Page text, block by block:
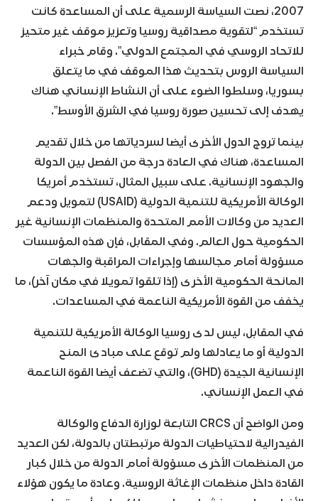
2007، نصت السياسة الرسمية على أن المساعدة كانت
تستخدم “لتقوية مصداقية روسيا وتعزيز موقف غير متحيز
للاتحاد الروسي في المجتمع الدولي”. وقام خبراء
السياسة الروس بتحديث هذا الموقف في ما يتعلق
بسوريا، وسلطوا الضوء على أن النشاط الإنساني هناك
يهدف إلى تحسين صورة روسيا في الشرق الأوسط”.
بينما تروج الدول الأخرى أيضا لسردياتها من خلال تقديم
المساعدة، هناك في العادة درجة من الفصل بين الدولة
والجهود الإنسانية. على سبيل المثال، تستخدم أمريكا
الوكالة الأمريكية للتنمية الدولية (USAID) لتمويل ودعم
العديد من وكالات الأمم المتحدة والمنظمات الإنسانية غير
الحكومية حول العالم. وفي المقابل، فإن هذه المؤسسات
مسؤولة أمام مجالسها وإجراءات المراقبة والجهات
المانحة الحكومية الأخرى (إذا تلقوا تمويلا في مكان آخر)، ما
يخفف من القوة الأمريكية الناعمة في المساعدات.
في المقابل، ليس لدى روسيا الوكالة الأمريكية للتنمية
الدولية أو ما يعادلها ولم توقع على مبادئ المنح
الإنسانية الجيدة (GHD)، والتي تضعف أيضا القوة الناعمة
في العمل الإنساني.
ومن الواضح أن CRCS التابعة لوزارة الدفاع والوكالة
الفيدرالية لاحتياطيات الدولة مرتبطتان بالدولة، لكن العديد
من المنظمات الأخرى مسؤولة أمام الدولة من خلال كبار
القادة داخل منظمات الإغاثة الروسية. وعادة ما يكون هؤلاء